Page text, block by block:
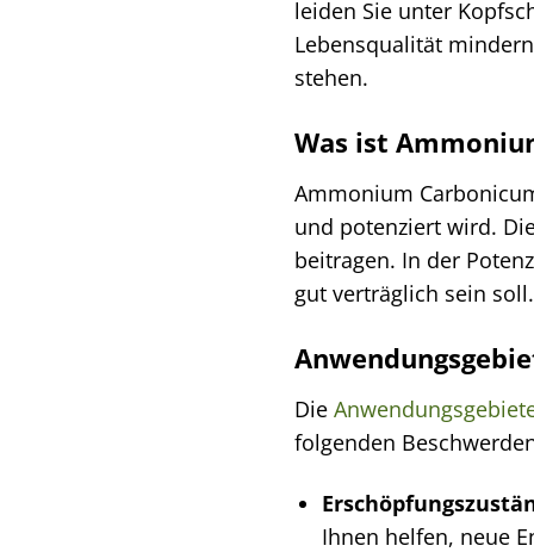
leiden Sie unter
Lebensqualität
stehen.
Was ist
Ammonium
und potenziert wird.
beitragen. In der
gut verträglich sein soll.
Die
folgenden
Ihnen helfen, neue